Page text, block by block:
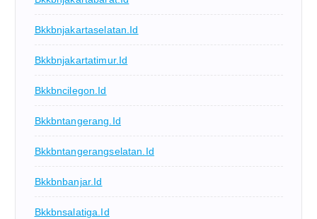
Bkkbnjakartaselatan.id
Bkkbnjakartatimur.id
Bkkbncilegon.id
Bkkbntangerang.id
Bkkbntangerangselatan.id
Bkkbnbanjar.id
Bkkbnsalatiga.id